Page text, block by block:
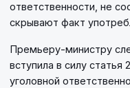
ответственности, не
скрывают факт
Премьеру-министру
вступила в силу статья
уголовной